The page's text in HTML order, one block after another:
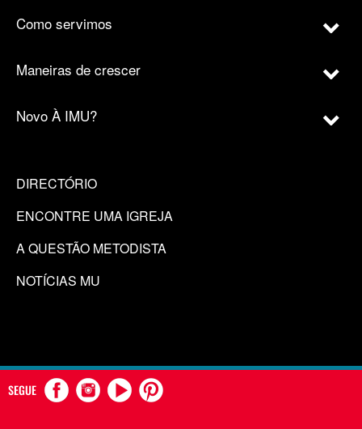
Como servimos
Maneiras de crescer
Novo À IMU?
DIRECTÓRIO
ENCONTRE UMA IGREJA
A QUESTÃO METODISTA
NOTÍCIAS MU
SEGUE